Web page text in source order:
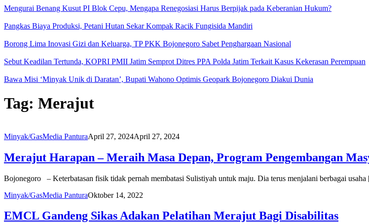
Mengurai Benang Kusut PI Blok Cepu, Mengapa Renegosiasi Harus Berpijak pada Keberanian Hukum?
Pangkas Biaya Produksi, Petani Hutan Sekar Kompak Racik Fungisida Mandiri
Borong Lima Inovasi Gizi dan Keluarga, TP PKK Bojonegoro Sabet Penghargaan Nasional
Sebut Keadilan Tertunda, KOPRI PMII Jatim Semprot Ditres PPA Polda Jatim Terkait Kasus Kekerasan Perempuan
Bawa Misi ‘Minyak Unik di Daratan’, Bupati Wahono Optimis Geopark Bojonegoro Diakui Dunia
Tag: Merajut
Minyak/GasMedia PanturaApril 27, 2024April 27, 2024
Merajut Harapan – Meraih Masa Depan, Program Pengembangan
Bojonegoro – Keterbatasan fisik tidak pernah membatasi Sulistiyah untuk maju. Dia terus menjalani berbagai
Minyak/GasMedia PanturaOktober 14, 2022
EMCL Gandeng Sikas Adakan Pelatihan Merajut Bagi Disabilitas